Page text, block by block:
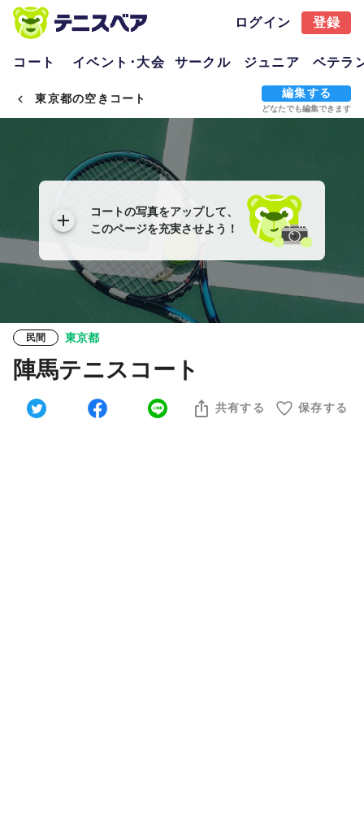
ログイン 登録
コート イベント･大会 サークル ジュニア ベテラ
東京都の空きコート 編集する
どなたでも編集できます
コートの写真をアップして、
このページを充実させよう！
民間 東京都
陣馬テニスコート
共有する 保存する